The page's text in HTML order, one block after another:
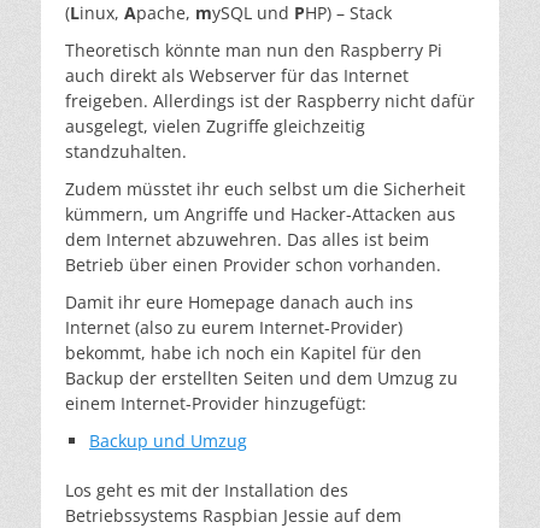
(Linux, Apache, mySQL und PHP) – Stack
Theoretisch könnte man nun den Raspberry Pi
auch direkt als Webserver für das Internet
freigeben. Allerdings ist der Raspberry nicht dafür
ausgelegt, vielen Zugriffe gleichzeitig
standzuhalten.
Zudem müsstet ihr euch selbst um die Sicherheit
kümmern, um Angriffe und Hacker-Attacken aus
dem Internet abzuwehren. Das alles ist beim
Betrieb über einen Provider schon vorhanden.
Damit ihr eure Homepage danach auch ins
Internet (also zu eurem Internet-Provider)
bekommt, habe ich noch ein Kapitel für den
Backup der erstellten Seiten und dem Umzug zu
einem Internet-Provider hinzugefügt:
Backup und Umzug
Los geht es mit der Installation des
Betriebssystems Raspbian Jessie auf dem